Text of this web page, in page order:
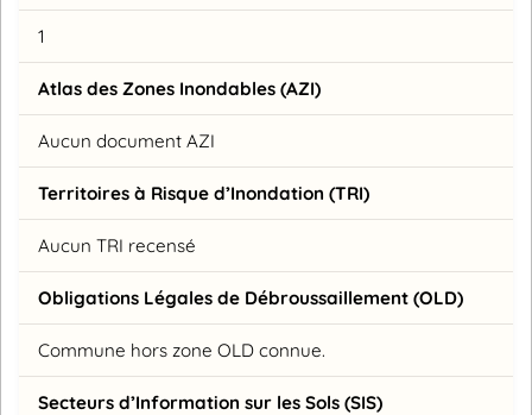
1
Atlas des Zones Inondables (AZI)
Aucun document AZI
Territoires à Risque d’Inondation (TRI)
Aucun TRI recensé
Obligations Légales de Débroussaillement (OLD)
Commune hors zone OLD connue.
Secteurs d’Information sur les Sols (SIS)